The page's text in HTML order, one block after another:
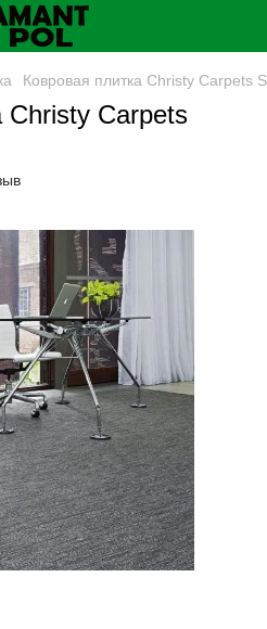
Ковровая плитка Christy Carpets
Christy Carpets